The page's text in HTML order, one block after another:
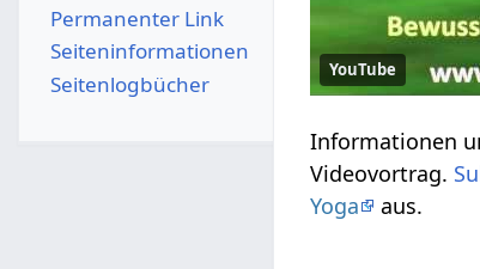
YouTube
Informationen und
Videovortrag.
Yoga
aus.
Permanenter Link
Seiten­­informationen
Seitenlogbücher